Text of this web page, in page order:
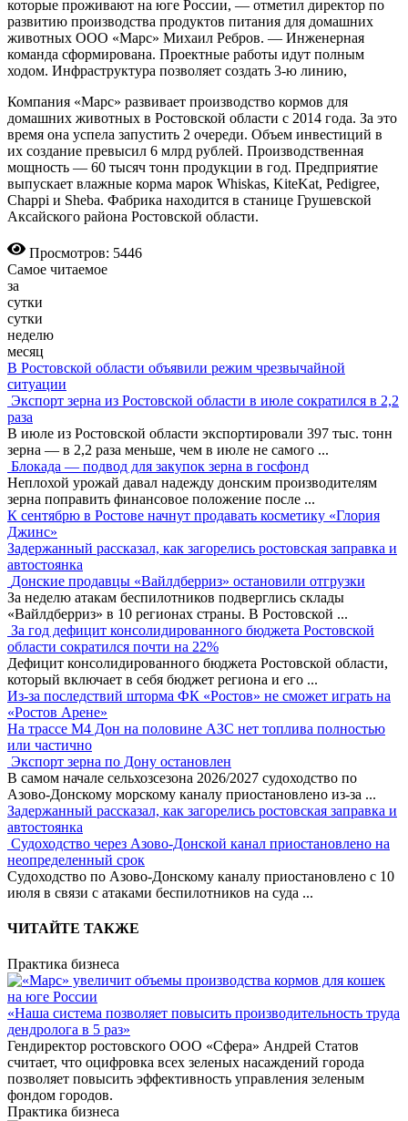
которые проживают на юге России, — отметил директор по
развитию производства продуктов питания для домашних
животных ООО «Марс» Михаил Ребров. — Инженерная
команда сформирована. Проектные работы идут полным
ходом. Инфраструктура позволяет создать 3-ю линию,
Компания «Марс» развивает производство кормов для
домашних животных в Ростовской области с 2014 года. За это
время она успела запустить 2 очереди. Объем инвестиций в
их создание превысил 6 млрд рублей. Производственная
мощность — 60 тысяч тонн продукции в год. Предприятие
выпускает влажные корма марок Whiskas, KiteKat, Pedigree,
Chappi и Sheba. Фабрика находится в станице Грушевской
Аксайского района Ростовской области.
Просмотров: 5446
Самое читаемое
за
сутки
сутки
неделю
месяц
В Ростовской области объявили режим чрезвычайной
ситуации
Экспорт зерна из Ростовской области в июле сократился в 2,2
раза
В июле из Ростовской области экспортировали 397 тыс. тонн
зерна — в 2,2 раза меньше, чем в июле не самого ...
Блокада — подвод для закупок зерна в госфонд
Неплохой урожай давал надежду донским производителям
зерна поправить финансовое положение после ...
К сентябрю в Ростове начнут продавать косметику «Глория
Джинс»
Задержанный рассказал, как загорелись ростовская заправка и
автостоянка
Донские продавцы «Вайлдберриз» остановили отгрузки
За неделю атакам беспилотников подверглись склады
«Вайлдберриз» в 10 регионах страны. В Ростовской ...
За год дефицит консолидированного бюджета Ростовской
области сократился почти на 22%
Дефицит консолидированного бюджета Ростовской области,
который включает в себя бюджет региона и его ...
Из-за последствий шторма ФК «Ростов» не сможет играть на
«Ростов Арене»
На трассе М4 Дон на половине АЗС нет топлива полностью
или частично
Экспорт зерна по Дону остановлен
В самом начале сельхозсезона 2026/2027 судоходство по
Азово-Донскому морскому каналу приостановлено из-за ...
Задержанный рассказал, как загорелись ростовская заправка и
автостоянка
Судоходство через Азово-Донской канал приостановлено на
неопределенный срок
Судоходство по Азово-Донскому каналу приостановлено с 10
июля в связи с атаками беспилотников на суда ...
ЧИТАЙТЕ ТАКЖЕ
Практика бизнеса
«Наша система позволяет повысить производительность труда
дендролога в 5 раз»
Гендиректор ростовского ООО «Сфера» Андрей Статов
считает, что оцифровка всех зеленых насаждений города
позволяет повысить эффективность управления зеленым
фондом городов.
Практика бизнеса